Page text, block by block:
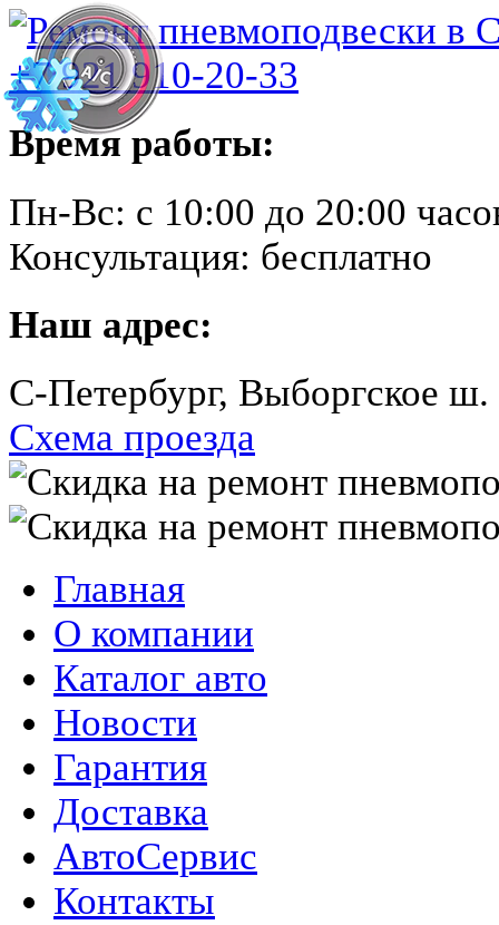
+7 921 910-20-33
Время работы:
Пн-Вс: с 10:00 до 20:00
Консультация: бесплатно
Наш адрес:
C-Петербург, Выборгское
Схема проезда
Главная
О компании
Каталог авто
Новости
Гарантия
Доставка
АвтоСервис
Контакты